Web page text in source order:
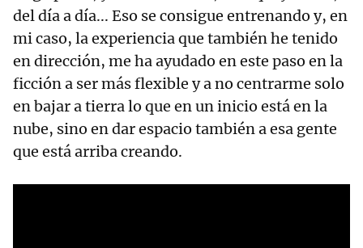
del día a día... Eso se consigue entrenando y, en
mi caso, la experiencia que también he tenido
en dirección, me ha ayudado en este paso en la
ficción a ser más flexible y a no centrarme solo
en bajar a tierra lo que en un inicio está en la
nube, sino en dar espacio también a esa gente
que está arriba creando.